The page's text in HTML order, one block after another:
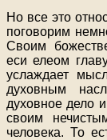
Но все это
поговорим
Своим
еси елеом
услаждает
духовным
духовное дело
своим
человека. То